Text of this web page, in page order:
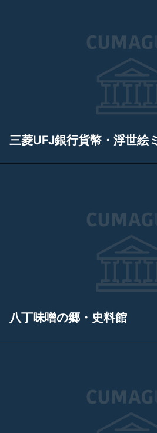
三菱UFJ銀行貨幣・浮世絵
八丁味噌の郷・史料館